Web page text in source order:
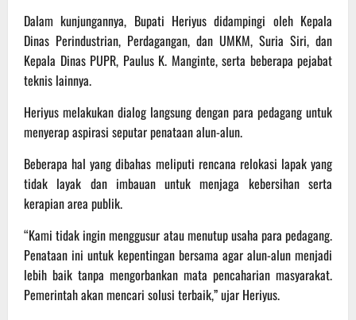
Dalam kunjungannya, Bupati Heriyus didampingi oleh Kepala
Dinas Perindustrian, Perdagangan, dan UMKM, Suria Siri, dan
Kepala Dinas PUPR, Paulus K. Manginte, serta beberapa pejabat
teknis lainnya.
Heriyus melakukan dialog langsung dengan para pedagang untuk
menyerap aspirasi seputar penataan alun-alun.
Beberapa hal yang dibahas meliputi rencana relokasi lapak yang
tidak layak dan imbauan untuk menjaga kebersihan serta
kerapian area publik.
“Kami tidak ingin menggusur atau menutup usaha para pedagang.
Penataan ini untuk kepentingan bersama agar alun-alun menjadi
lebih baik tanpa mengorbankan mata pencaharian masyarakat.
Pemerintah akan mencari solusi terbaik,” ujar Heriyus.